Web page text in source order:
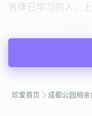
肯律已学习的人，
珍爱首页 成都公园相亲